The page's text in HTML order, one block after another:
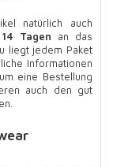
natürlich auch
Tagen an das
liegt jedem Paket
Informationen
eine Bestellung
auch den gut